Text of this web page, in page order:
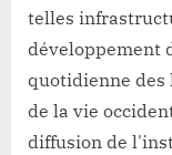
telles
développement
quotidienne des
de la vie
diffusion de